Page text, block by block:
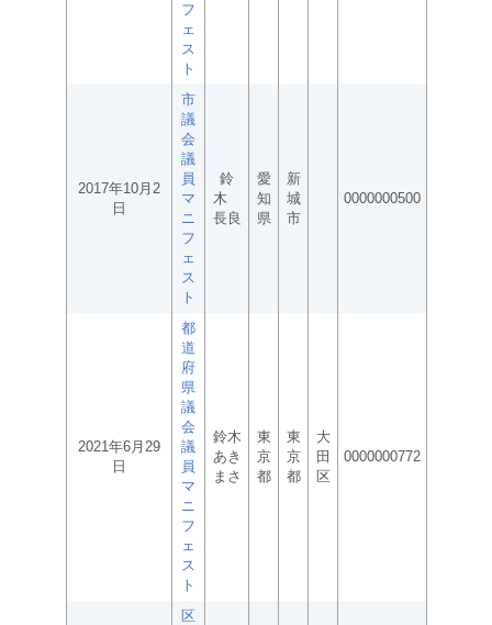
フ
ェ
ス
ト
2017年10月2
日
市
議
会
議
員
マ
ニ
フ
ェ
ス
ト
鈴
木
長良
愛
知
県
新
城
市
0000000500
2021年6月29
日
都
道
府
県
議
会
議
員
マ
ニ
フ
ェ
ス
ト
鈴木
あき
まさ
東
京
都
東
京
都
大
田
区
0000000772
区